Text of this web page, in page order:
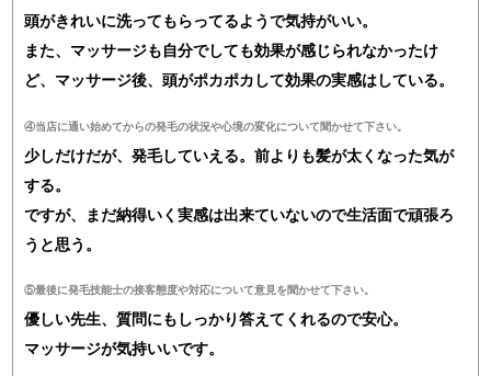
頭がきれいに洗ってもらってるようで気持がいい。
また、マッサージも自分でしても効果が感じられなかったけ
ど、マッサージ後、頭がポカポカして効果の実感はしている。
④当店に通い始めてからの発毛の状況や心境の変化について聞かせて下さい。
少しだけだが、発毛していえる。前よりも髪が太くなった気が
する。
ですが、まだ納得いく実感は出来ていないので生活面で頑張ろ
うと思う。
⑤最後に発毛技能士の接客態度や対応について意見を聞かせて下さい。
優しい先生、質問にもしっかり答えてくれるので安心。
マッサージが気持いいです。